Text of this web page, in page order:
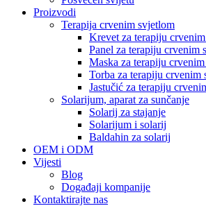
Proizvodi
Terapija crvenim svjetlom
Krevet za terapiju
Panel za terapiju crvenim
Maska za terapiju
Torba za terapiju crvenim
Jastučić za terapiju
Solarijum, aparat za sunčanje
Solarij za stajanje
Solarijum i solarij
Baldahin za solarij
OEM i ODM
Vijesti
Blog
Događaji kompanije
Kontaktirajte nas